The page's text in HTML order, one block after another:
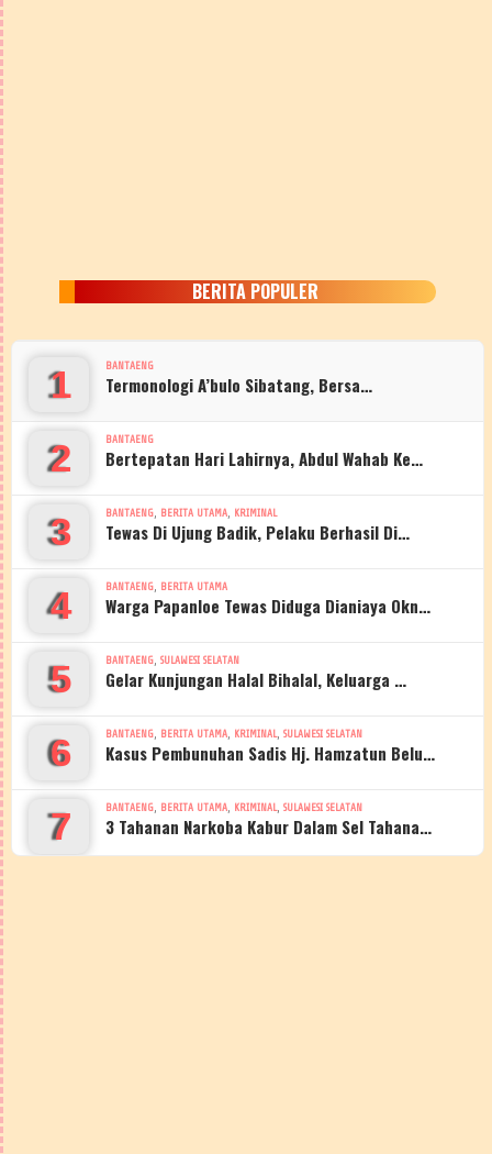
BERITA POPULER
1 BANTAENG
Termonologi A’bulo Sibatang, Bersa…
2 BANTAENG
Bertepatan Hari Lahirnya, Abdul Wahab Ke…
3 BANTAENG, BERITA UTAMA, KRIMINAL
Tewas Di Ujung Badik, Pelaku Berhasil Di…
4 BANTAENG, BERITA UTAMA
Warga Papanloe Tewas Diduga Dianiaya Okn…
5 BANTAENG, SULAWESI SELATAN
Gelar Kunjungan Halal Bihalal, Keluarga …
6 BANTAENG, BERITA UTAMA, KRIMINAL, SULAWESI SELATAN
Kasus Pembunuhan Sadis Hj. Hamzatun Belu…
7 BANTAENG, BERITA UTAMA, KRIMINAL, SULAWESI SELATAN
3 Tahanan Narkoba Kabur Dalam Sel Tahana…